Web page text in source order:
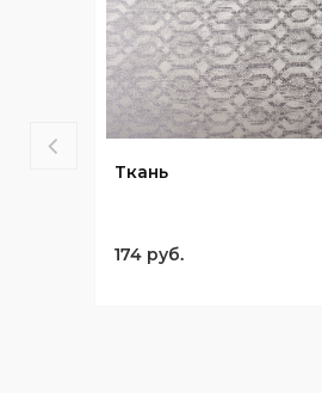
Ткань
174 руб.